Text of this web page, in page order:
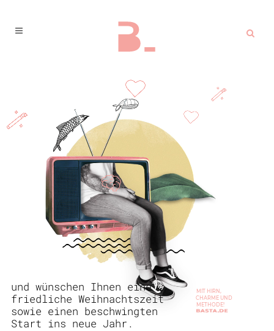
MIT HIRN,
CHARME UND
METHODE!
und wünschen Ihnen eine
friedliche Weihnachtszeit
sowie einen beschwingten
Start ins neue Jahr.